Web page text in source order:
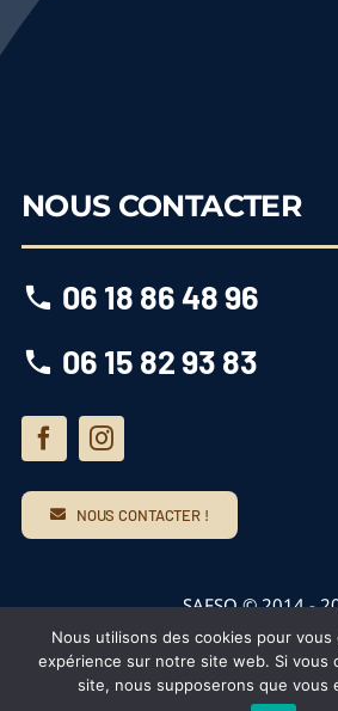
NOUS CONTACTER
06 18 86 48 96
06 15 82 93 83
NOUS CONTACTER !
SAFSO © 2014 -
Aménageur lotisseur,
Mentions Légales
| Politique
Nous utilisons des cookies pour vous
expérience sur notre site web. Si vous
site, nous supposerons que vous